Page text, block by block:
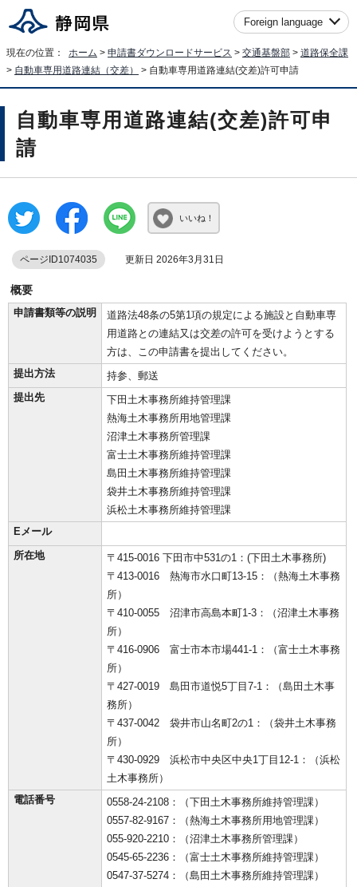
Foreign language
現在の位置： ホーム > 申請書ダウンロードサービス > 交通基盤部 > 道路保全課
> 自動車専用道路連結（交差） > 自動車専用道路連結(交差)許可申請
自動車専用道路連結(交差)許可申
請
いいね！
ページID1074035 更新日 2026年3月31日
概要
申請書類等の説明
道路法48条の5第1項の規定による施設と自動車専
用道路との連結又は交差の許可を受けようとする
方は、この申請書を提出してください。
提出方法
持参、郵送
提出先
下田土木事務所維持管理課
熱海土木事務所用地管理課
沼津土木事務所管理課
富士土木事務所維持管理課
島田土木事務所維持管理課
袋井土木事務所維持管理課
浜松土木事務所維持管理課
Eメール
所在地
〒415-0016 下田市中531の1：(下田土木事務所)
〒413-0016 熱海市水口町13-15：（熱海土木事務
所）
〒410-0055 沼津市高島本町1-3：（沼津土木事務
所）
〒416-0906 富士市本市場441-1：（富士土木事務
所）
〒427-0019 島田市道悦5丁目7-1：（島田土木事
務所）
〒437-0042 袋井市山名町2の1：（袋井土木事務
所）
〒430-0929 浜松市中央区中央1丁目12-1：（浜松
土木事務所）
電話番号
0558-24-2108：（下田土木事務所維持管理課）
0557-82-9167：（熱海土木事務所用地管理課）
055-920-2210：（沼津土木事務所管理課）
0545-65-2236：（富士土木事務所維持管理課）
0547-37-5274：（島田土木事務所維持管理課）